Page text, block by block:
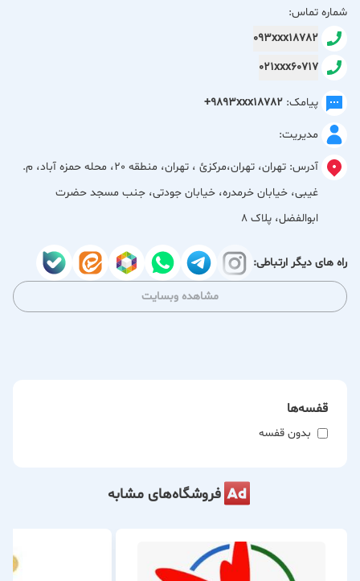
ما اینجا هستیم تا ثابت کنیم خوش‌تیپ بودن و به‌روز بودن، نیازی
به صرف هزینه‌های گزاف ندارد.
بانوان امروز؛ جایی که ارزانی با زیبایی و کیفیت دست در دست هم
می‌دهند.
شماره تماس:
093xxx18782
021xxx60717
پیامک: +9893xxx18782
مدیریت:
آدرس:
تهران، تهران،مركزئ ، تهران، منطقه 20، محله حمزه آباد، م.
غیبی، خیابان خرمدره، خیابان جودتی، جنب مسجد حضرت
ابوالفضل، پلاک 8
راه های دیگر ارتباطی:
مشاهده وبسایت
قفسه‌ها
بدون قفسه
فروشگاه‌های مشابه